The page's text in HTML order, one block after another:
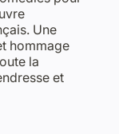
Une
hommage
la
et